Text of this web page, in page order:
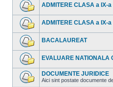
Nu
sunt
mesaje
ADMITERE CLASA a IX-
Nu
sunt
mesaje
ADMITERE CLASA a IX-
Nu
sunt
mesaje
BACALAUREAT
Nu
sunt
mesaje
necitite
EVALUARE NATIONALA
DOCUMENTE JURIDICE
Aici sint postate documente